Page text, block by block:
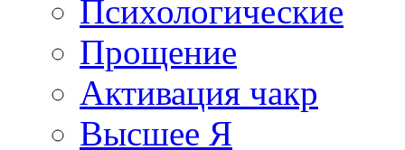
Психологические
Прощение
Активация чакр
Высшее Я